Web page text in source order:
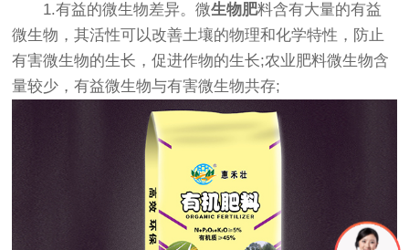
1.有益的微生物差异。微生物肥料含有大量的有益
微生物，其活性可以改善土壤的物理和化学特性，防止
有害微生物的生长，促进作物的生长;农业肥料微生物含
量较少，有益微生物与有害微生物共存;